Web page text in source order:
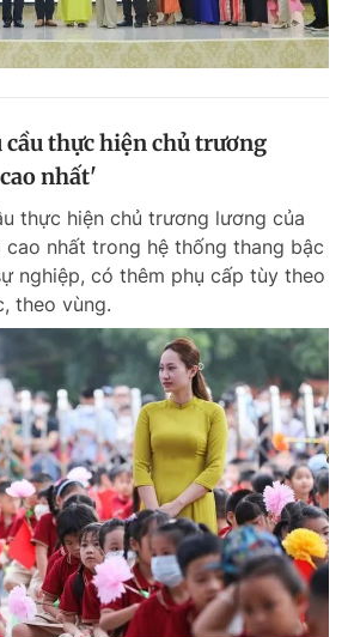
thực hiện chủ trương
nhất'
thực hiện chủ trương lương của
nhất trong hệ thống thang bậc
nghiệp, có thêm phụ cấp tùy theo
theo vùng.